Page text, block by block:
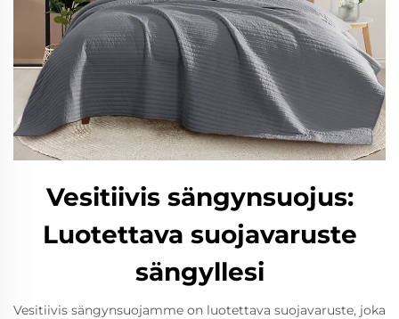
Vesitiivis sängynsuojus:
Luotettava suojavaruste
sängyllesi
Vesitiivis sängynsuojamme on luotettava suojavaruste, joka